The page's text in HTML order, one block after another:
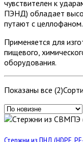
чувствителен к
ПЭНД) обладает
путают с целлофаном.
Применяется для
пищевого,
оборудования.
Показаны все (2)